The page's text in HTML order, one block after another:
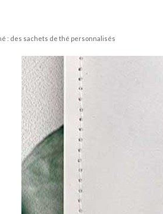
: des sachets de thé personnalisés